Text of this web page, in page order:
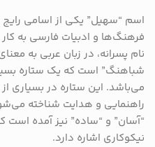
اسم “سهیل” یکی از اسامی
فرهنگ‌ها و ادبیات فارسی به
نام پسرانه، در زبان عربی به
شباهنگ” است که یک ستاره
می‌باشد. این ستاره در بسیاری
راهنمایی و هدایت شناخته
“آسان” و “ساده” نیز آمده
نیکوکاری اشاره دارد.